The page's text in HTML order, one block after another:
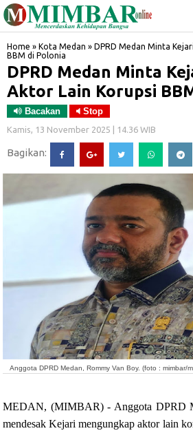
Home » Kota Medan » DPRD Medan Minta
BBM di Polonia
DPRD Medan Minta
Aktor Lain Korupsi
Bacakan Stop
Kamis, 13 November 2025 | 14.36 WIB
Bagikan:
Anggota DPRD Medan, Rommy Van Boy. (foto : mimbar/
MEDAN, (MIMBAR) - Anggota DPRD
mendesak Kejari mengungkap aktor lain